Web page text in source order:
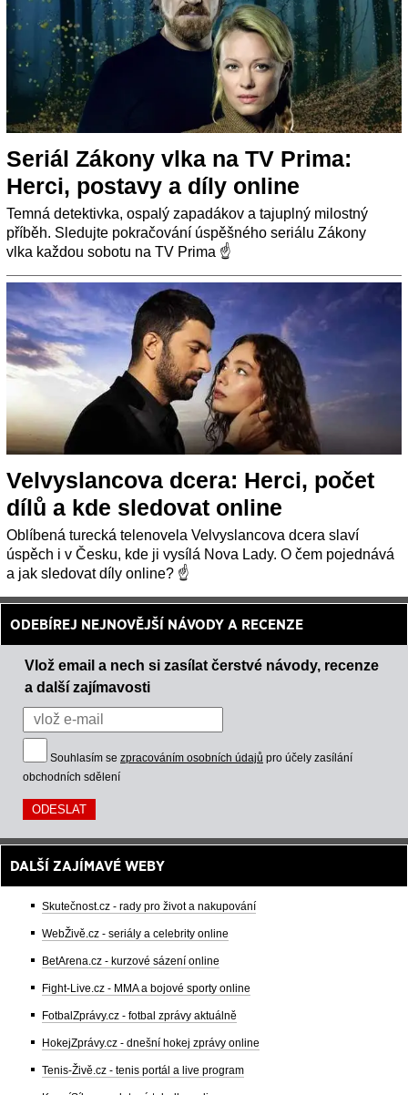
Seriál Zákony vlka na TV Prima:
Herci, postavy a díly online
Temná detektivka, ospalý zapadákov a tajuplný milostný
příběh. Sledujte pokračování úspěšného seriálu Zákony
vlka každou sobotu na TV Prima ☝
Velvyslancova dcera: Herci, počet
dílů a kde sledovat online
Oblíbená turecká telenovela Velvyslancova dcera slaví
úspěch i v Česku, kde ji vysílá Nova Lady. O čem pojednává
a jak sledovat díly online? ☝
ODEBÍREJ NEJNOVĚJŠÍ NÁVODY A RECENZE
Vlož email a nech si zasílat čerstvé návody, recenze
a další zajímavosti
Souhlasím se zpracováním osobních údajů pro účely zasílání
obchodních sdělení
DALŠÍ ZAJÍMAVÉ WEBY
Skutečnost.cz - rady pro život a nakupování
WebŽivě.cz - seriály a celebrity online
BetArena.cz - kurzové sázení online
Fight-Live.cz - MMA a bojové sporty online
FotbalZprávy.cz - fotbal zprávy aktuálně
HokejZprávy.cz - dnešní hokej zprávy online
Tenis-Živě.cz - tenis portál a live program